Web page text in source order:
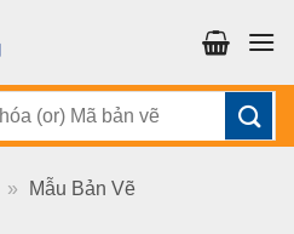
» Mẫu Bản Vẽ